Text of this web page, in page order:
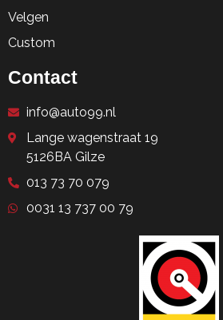
Velgen
Custom
Contact
info@auto99.nl
Lange wagenstraat 19
5126BA Gilze
013 73 70 079
0031 13 737 00 79